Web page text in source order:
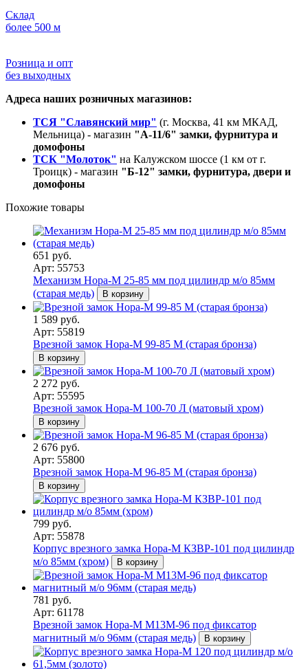
Склад
более 500 м
Розница и опт
без выходных
Адреса наших розничных магазинов:
ТСЯ "Славянский мир" (г. Москва, 41 км МКАД,
Мельница) - магазин "А-11/6" замки, фурнитура и
домофоны
ТСК "Молоток" на Калужском шоссе (1 км от г.
Троицк) - магазин "Б-12" замки, фурнитура, двери и
домофоны
Похожие товары
651 руб.
Арт: 55753
Механизм Нора-М 25-85 мм под цилиндр м/о 85мм
(старая медь)
В корзину
1 589 руб.
Арт: 55819
Врезной замок Нора-М 99-85 M (старая бронза)
В корзину
2 272 руб.
Арт: 55595
Врезной замок Нора-М 100-70 Л (матовый хром)
В корзину
2 676 руб.
Арт: 55800
Врезной замок Нора-М 96-85 M (старая бронза)
В корзину
799 руб.
Арт: 55878
Корпус врезного замка Нора-М КЗВР-101 под цилиндр
м/о 85мм (хром)
В корзину
781 руб.
Арт: 61178
Врезной замок Нора-М М13М-96 под фиксатор
магнитный м/о 96мм (старая медь)
В корзину